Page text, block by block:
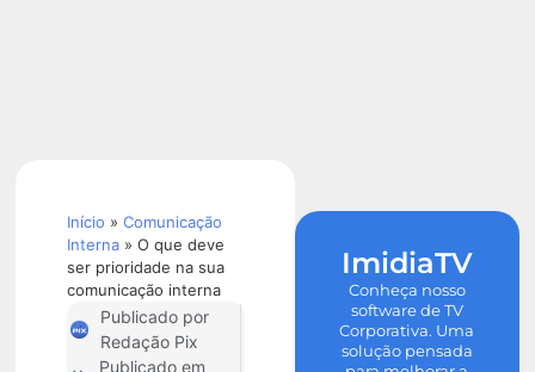
Início » Comunicação
Interna » O que deve
ser prioridade na sua
comunicação interna
Publicado por
Redação Pix
Publicado em
ImidiaTV
Conheça nosso
software de TV
Corporativa. Uma
solução pensada